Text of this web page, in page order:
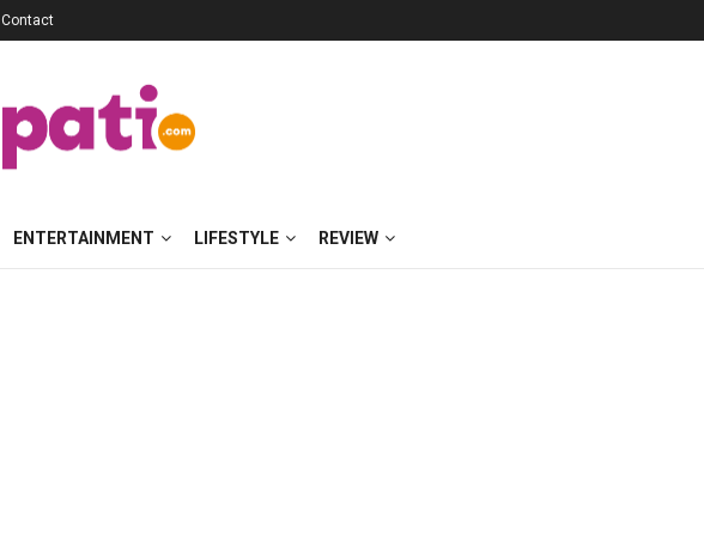
Contact
ENTERTAINMENT LIFESTYLE REVIEW